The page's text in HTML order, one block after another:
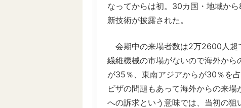
なってからは初。30カ国・地域か
新技術が披露された。
会期中の来場者数は2万2600人超
繊維機械の市場がないので海外か
が35％、東南アジアからが30％を
ビザの問題もあって海外からの来
への訴求という意味では、当初の狙